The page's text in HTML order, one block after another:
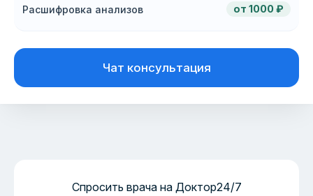
Расшифровка анализов от 1000 ₽
Чат консультация
Спросить врача на Доктор24/7